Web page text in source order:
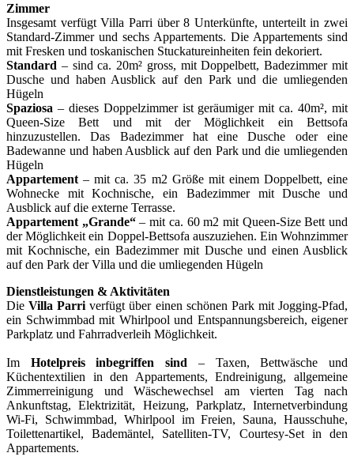
Zimmer
Insgesamt verfügt Villa Parri über 8 Unterkünfte, unterteilt in zwei
Standard-Zimmer und sechs Appartements. Die Appartements sind
mit Fresken und toskanischen Stuckatureinheiten fein dekoriert.
Standard – sind ca. 20m² gross, mit Doppelbett, Badezimmer mit
Dusche und haben Ausblick auf den Park und die umliegenden
Hügeln
Spaziosa – dieses Doppelzimmer ist geräumiger mit ca. 40m², mit
Queen-Size Bett und mit der Möglichkeit ein Bettsofa
hinzuzustellen. Das Badezimmer hat eine Dusche oder eine
Badewanne und haben Ausblick auf den Park und die umliegenden
Hügeln
Appartement – mit ca. 35 m2 Größe mit einem Doppelbett, eine
Wohnecke mit Kochnische, ein Badezimmer mit Dusche und
Ausblick auf die externe Terrasse.
Appartement „Grande“– mit ca. 60 m2 mit Queen-Size Bett und
der Möglichkeit ein Doppel-Bettsofa auszuziehen. Ein Wohnzimmer
mit Kochnische, ein Badezimmer mit Dusche und einen Ausblick
auf den Park der Villa und die umliegenden Hügeln
Dienstleistungen & Aktivitäten
DieVilla Parri verfügt über einen schönen Park mit Jogging-Pfad,
ein Schwimmbad mit Whirlpool und Entspannungsbereich, eigener
Parkplatz und Fahrradverleih Möglichkeit.
Im Hotelpreis inbegriffen sind – Taxen, Bettwäsche und
Küchentextilien in den Appartements, Endreinigung, allgemeine
Zimmerreinigung und Wäschewechsel am vierten Tag nach
Ankunftstag, Elektrizität, Heizung, Parkplatz, Internetverbindung
Wi-Fi, Schwimmbad, Whirlpool im Freien, Sauna, Hausschuhe,
Toilettenartikel, Bademäntel, Satelliten-TV, Courtesy-Set in den
Appartements.